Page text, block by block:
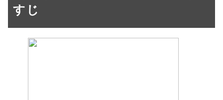
すじ